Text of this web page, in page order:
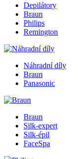
Depilátory
Braun
Philips
Remington
Náhradní díly
Braun
Panasonic
Braun
Silk-expert
Silk-épil
FaceSpa